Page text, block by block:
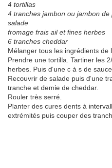
4 tortillas
4 tranches jambon ou jambon de
salade
fromage frais ail et fines herbes
6 tranches cheddar
Mélanger tous les ingrédients de
Prendre une tortilla. Tartiner les
herbes. Puis d'une c à s de sauce.
Recouvrir de salade puis d'une
tranche et demie de cheddar.
Rouler très serré.
Planter des cures dents à
extrémités puis couper des